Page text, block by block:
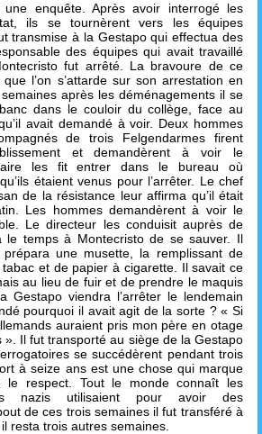
enquête. Après avoir interrogé les
ils se tournèrent vers les équipes
transmise à la Gestapo qui effectua des
des équipes qui avait travaillé
fut arrêté. La bravoure de ce
l’on s’attarde sur son arrestation en
après les déménagements il se
dans le couloir du collège, face au
avait demandé à voir. Deux hommes
de trois Felgendarmes firent
et demandèrent à voir le
les fit entrer dans le bureau où
étaient venus pour l’arrêter. Le chef
de la résistance leur affirma qu’il était
Les hommes demandèrent à voir le
Le directeur les conduisit auprès de
le temps à Montecristo de se sauver. Il
une musette, la remplissant de
et de papier à cigarette. Il savait ce
au lieu de fuir et de prendre le maquis
Gestapo viendra l’arrêter le lendemain
pourquoi il avait agit de la sorte ? « Si
auraient pris mon père en otage
». Il fut transporté au siège de la Gestapo
se succédèrent pendant trois
à seize ans est une chose qui marque
le respect. Tout le monde connaît les
nazis utilisaient pour avoir des
de ces trois semaines il fut transféré à
resta trois autres semaines.